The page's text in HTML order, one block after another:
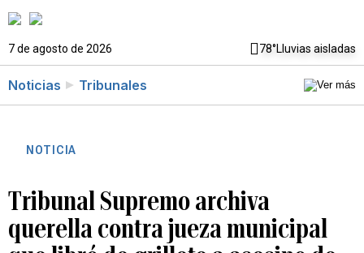
7 de agosto de 2026 78°Lluvias aisladas
Noticias Tribunales
NOTICIA
Tribunal Supremo archiva
querella contra jueza municipal